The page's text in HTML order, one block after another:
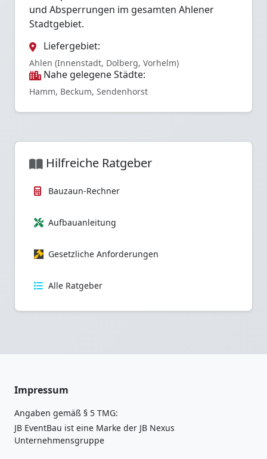
und Absperrungen im gesamten Ahlener
Stadtgebiet.
Liefergebiet:
Ahlen (Innenstadt, Dolberg, Vorhelm)
Nahe gelegene Städte:
Hamm, Beckum, Sendenhorst
Hilfreiche Ratgeber
Bauzaun-Rechner
Aufbauanleitung
Gesetzliche Anforderungen
Alle Ratgeber
Impressum
Angaben gemäß § 5 TMG:
JB EventBau ist eine Marke der JB Nexus
Unternehmensgruppe